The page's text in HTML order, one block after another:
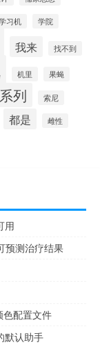
习机 学院
我来 找不到
机里 果蝇
系列 索尼
都是 雌性
用
预测治疗结果
色配置文件
默认助手